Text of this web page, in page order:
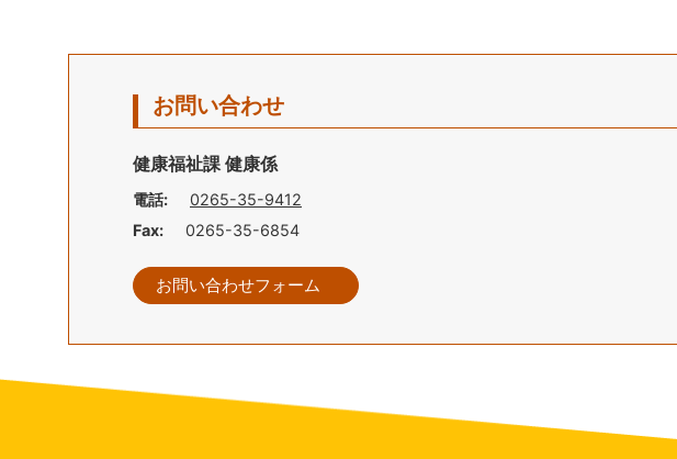
お問い合わせ
健康福祉課 健康係
電話:
0265-35-9412
Fax:
0265-35-6854
お問い合わせフォーム